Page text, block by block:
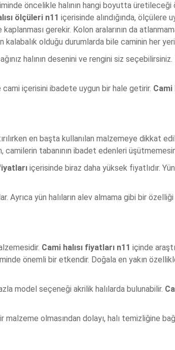
öncelikle halının hangi boyutta üretileceği
ölçüleri n11 içerisinde alındığında, ölçülere
gerekir. Kolon aralarının da
olduğu durumlarda bile caminin her
halının desenini ve rengini siz
içerisini ibadete uygun bir hale getirir. Cami
en başta kullanılan malzemeye dikkat
tabanının ibadet edenleri
içerisinde biraz daha yüksek fiyatlıdır.
Ayrıca yün halıların alev almama gibi bir
Cami halısı fiyatları n11 içinde
önemli bir etkendir. Doğala en yakın
model seçeneği akrilik halılarda bulunabilir.
olmasından dolayı, halı temizliğine